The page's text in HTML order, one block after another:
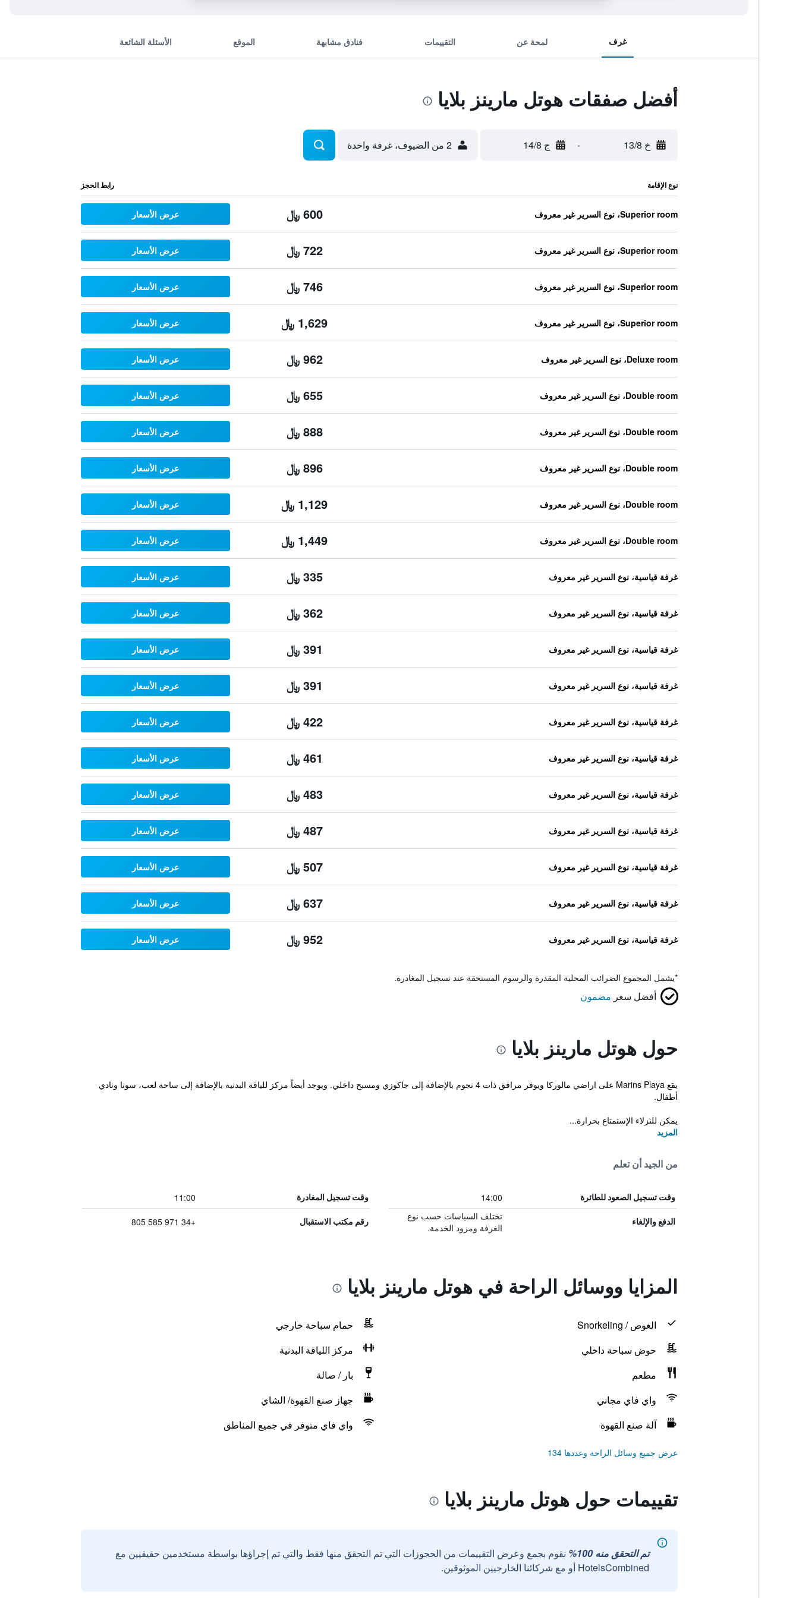
غرف لمحة عن التقييمات فنادق مشابهة الموقع الأسئلة الشائعة
أفضل صفقات هوتل مارينز بلايا
خ 13/8 - ج 14/8 2 من الضيوف، غرفة واحدة
نوع الإقامة رابط الحجز
Superior room، نوع السرير غير معروف 600 ﷼ عرض الأسعار
Superior room، نوع السرير غير معروف 722 ﷼ عرض الأسعار
Superior room، نوع السرير غير معروف 746 ﷼ عرض الأسعار
Superior room، نوع السرير غير معروف 1,629 ﷼ عرض الأسعار
Deluxe room، نوع السرير غير معروف 962 ﷼ عرض الأسعار
Double room، نوع السرير غير معروف 655 ﷼ عرض الأسعار
Double room، نوع السرير غير معروف 888 ﷼ عرض الأسعار
Double room، نوع السرير غير معروف 896 ﷼ عرض الأسعار
Double room، نوع السرير غير معروف 1,129 ﷼ عرض الأسعار
Double room، نوع السرير غير معروف 1,449 ﷼ عرض الأسعار
غرفة قياسية، نوع السرير غير معروف 335 ﷼ عرض الأسعار
غرفة قياسية، نوع السرير غير معروف 362 ﷼ عرض الأسعار
غرفة قياسية، نوع السرير غير معروف 391 ﷼ عرض الأسعار
غرفة قياسية، نوع السرير غير معروف 391 ﷼ عرض الأسعار
غرفة قياسية، نوع السرير غير معروف 422 ﷼ عرض الأسعار
غرفة قياسية، نوع السرير غير معروف 461 ﷼ عرض الأسعار
غرفة قياسية، نوع السرير غير معروف 483 ﷼ عرض الأسعار
غرفة قياسية، نوع السرير غير معروف 487 ﷼ عرض الأسعار
غرفة قياسية، نوع السرير غير معروف 507 ﷼ عرض الأسعار
غرفة قياسية، نوع السرير غير معروف 637 ﷼ عرض الأسعار
غرفة قياسية، نوع السرير غير معروف 952 ﷼ عرض الأسعار
*يشمل المجموع الضرائب المحلية المقدرة والرسوم المستحقة عند تسجيل المغادرة.
أفضل سعر مضمون
حول هوتل مارينز بلايا
يقع Marins Playa على اراضي مالوركا ويوفر مرافق ذات 4 نجوم بالإضافة إلى جاكوزي ومسبح داخلي. ويوجد أيضاً مركز للياقة البدنية بالإضافة إلى ساحة لعب، سونا ونادي
أطفال.
يمكن للنزلاء الإستمتاع بحرارة...
المزيد
من الجيد أن تعلم
وقت تسجيل الصعود للطائرة 14:00 وقت تسجيل المغادرة 11:00
الدفع والإلغاء
تختلف السياسات حسب نوع
الغرفة ومزود الخدمة.
رقم مكتب الاستقبال +34 971 585 805
المزايا ووسائل الراحة في هوتل مارينز بلايا
الغوص / Snorkeling
حمام سباحة خارجي
حوض سباحة داخلي
مركز اللياقة البدنية
مطعم
بار / صالة
واي فاي مجاني
جهاز صنع القهوة/ الشاي
آلة صنع القهوة
واي فاي متوفر في جميع المناطق
عرض جميع وسائل الراحة وعددها 134
تقييمات حول هوتل مارينز بلايا
تم التحقق منه 100%
نقوم بجمع وعرض التقييمات من الحجوزات التي تم التحقق منها فقط والتي تم إجراؤها بواسطة مستخدمين حقيقيين مع
HotelsCombined أو مع شركائنا الخارجيين الموثوقين.